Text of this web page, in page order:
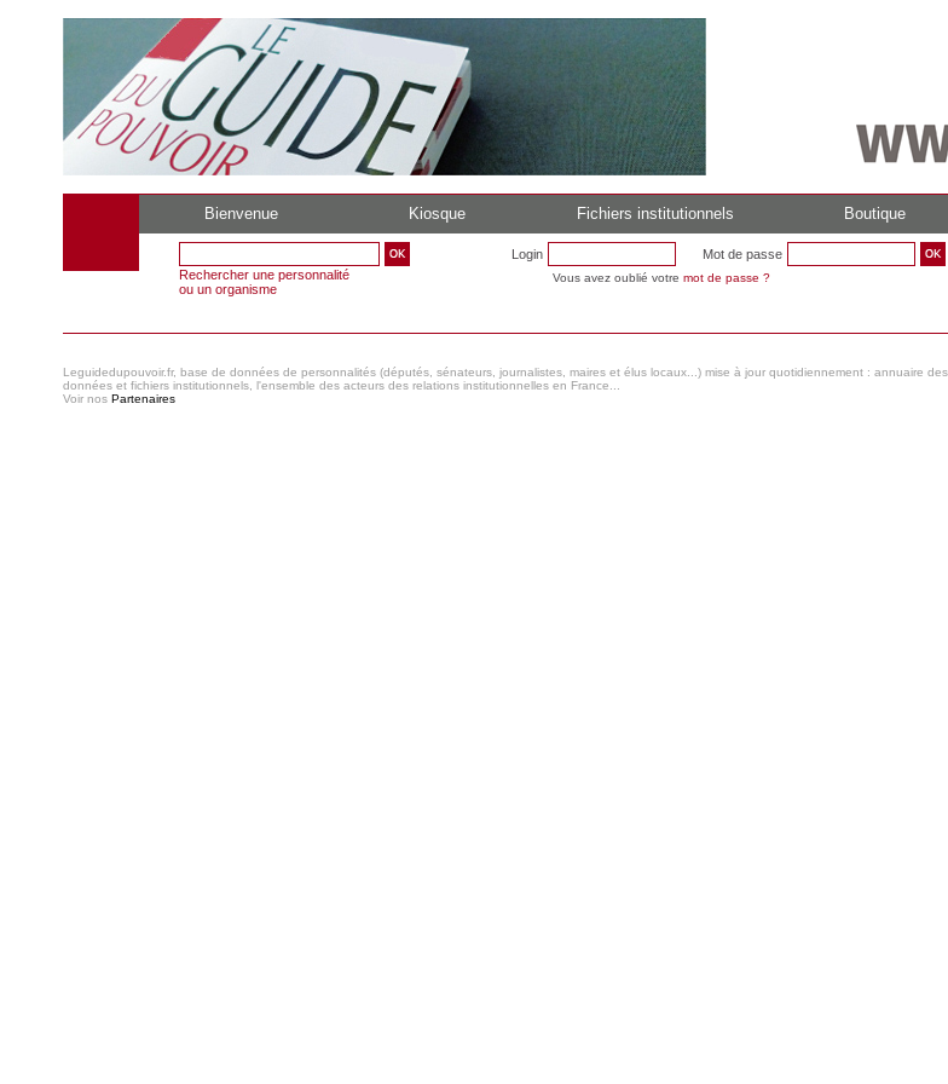
Bienvenue Kiosque Fichiers institutionnels Boutique
Rechercher une personnalité
ou un organisme
Login Mot de passe
Vous avez oublié votre mot de passe ?
Leguidedupouvoir.fr, base de données de personnalités (députés, sénateurs, journalistes, maires et élus locaux...) mise à jour quotidiennement : annuaire
données et fichiers institutionnels, l'ensemble des acteurs des relations institutionnelles en France...
Voir nos Partenaires